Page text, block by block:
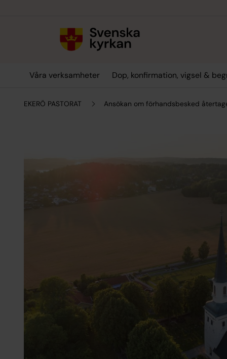
Våra verksamheter Dop, konfirmation, vigsel &
EKERÖ PASTORAT Ansökan om förhandsbesked